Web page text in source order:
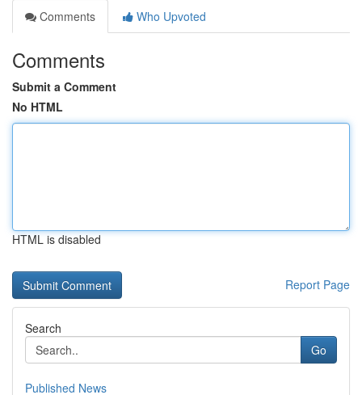
Comments
Who Upvoted
Comments
Submit a Comment
No HTML
HTML is disabled
Report Page
Search
Go
Published News